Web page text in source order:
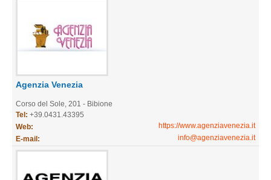
Agenzia Venezia
Corso del Sole, 201 - Bibione
Tel: +39.0431.43395
Web:
https://www.agenziavenezia.it
E-mail:
info@agenziavenezia.it